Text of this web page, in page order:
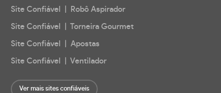
Site Confiável | Robô Aspirador
Site Confiável | Torneira Gourmet
Site Confiável | Apostas
Site Confiável | Ventilador
Ver mais sites confiáveis